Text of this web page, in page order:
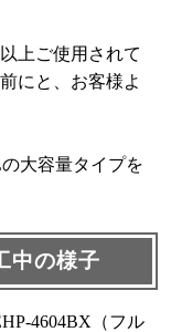
上ご使用されて
にと、お客様よ
大容量タイプを
中の様子
4604BX（フル